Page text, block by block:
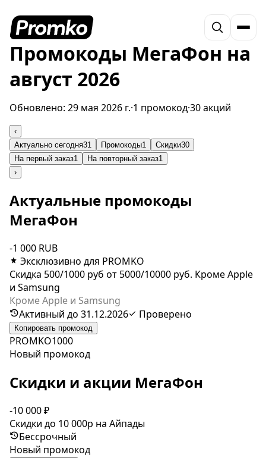
Промокоды МегаФон на
август 2026
Обновлено: 29 мая 2026 г.·1 промокод·30 акций
‹
Актуально сегодня31 Промокоды1 Скидки30
На первый заказ1 На повторный заказ1
›
Актуальные промокоды
МегаФон
-1 000 RUB
Эксклюзивно для PROMKO
Скидка 500/1000 руб от 5000/10000 руб. Кроме Apple
и Samsung
Кроме Apple и Samsung
Активный до 31.12.2026
Проверено
Копировать промокод
PROMKO1000
Новый промокод
Скидки и акции МегаФон
-10 000 ₽
Скидки до 10 000р на Айпады
Бессрочный
Новый промокод